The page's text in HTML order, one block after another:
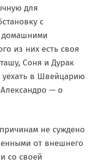
для
с
домашними
из них есть своя
Соня и Дурак
уехать в Швейцарию
— о
не суждено
от внешнего
со своей